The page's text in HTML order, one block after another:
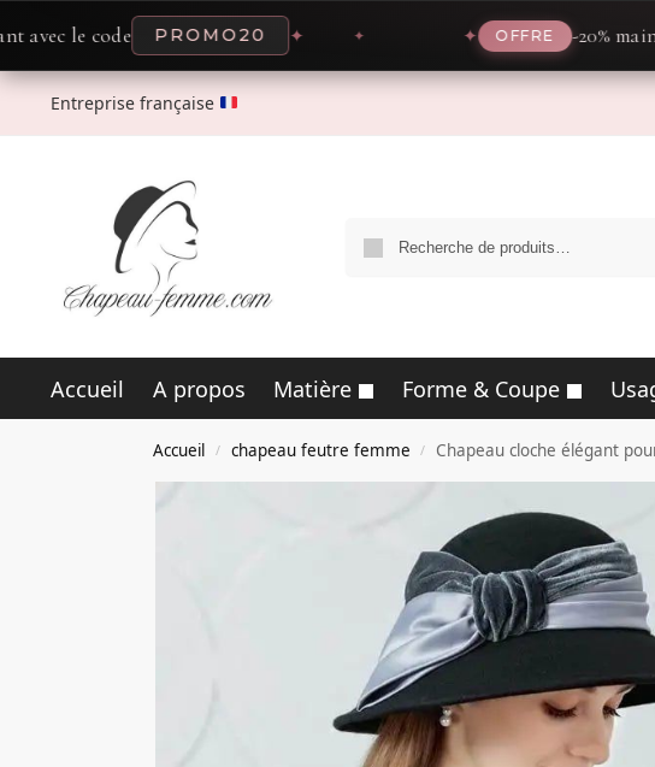
code PROMO20 ✦ OFFRE -20% maintenant
Entreprise française
Accueil A propos Matière Forme & Coupe
Accueil / chapeau feutre femme / Chapeau cloche élégant